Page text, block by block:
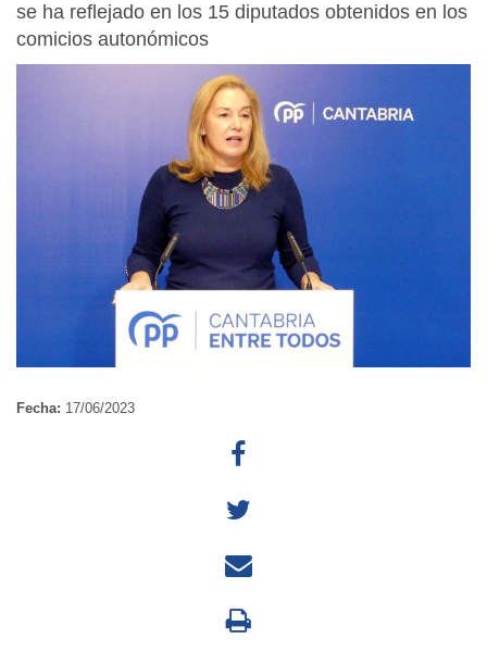
se ha reflejado en los 15 diputados obtenidos en los
comicios autonómicos
Fecha: 17/06/2023